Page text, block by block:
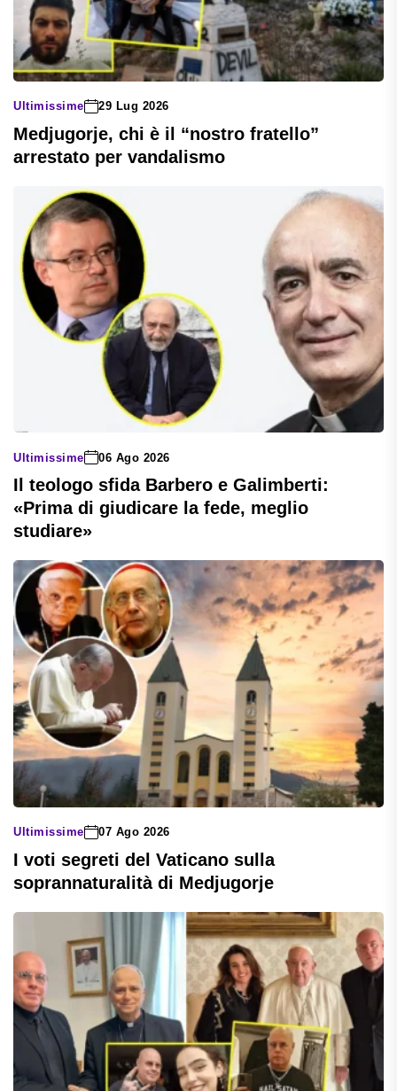
Ultimissime 29 Lug 2026
Medjugorje, chi è il “nostro fratello”
arrestato per vandalismo
Ultimissime 06 Ago 2026
Il teologo sfida Barbero e Galimberti:
«Prima di giudicare la fede, meglio
studiare»
Ultimissime 07 Ago 2026
I voti segreti del Vaticano sulla
soprannaturalità di Medjugorje